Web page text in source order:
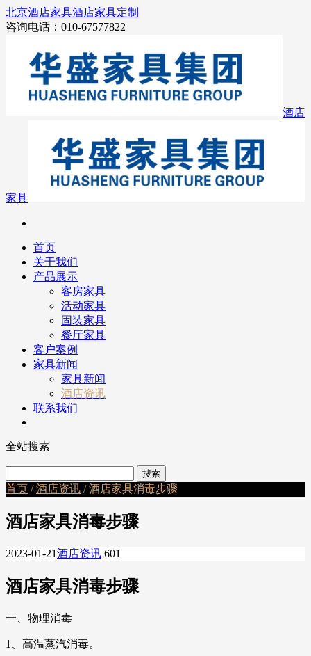
北京酒店家具酒店家具定制
咨询电话：010-67577822
酒店
家具
首页
关于我们
产品展示
客房家具
活动家具
固装家具
餐厅家具
客户案例
家具新闻
家具新闻
酒店资讯
联系我们
全站搜索
首页 /酒店资讯 / 酒店家具消毒步骤
酒店家具消毒步骤
2023-01-21酒店资讯 601
酒店家具消毒步骤
一、物理消毒
1、高温蒸汽消毒。